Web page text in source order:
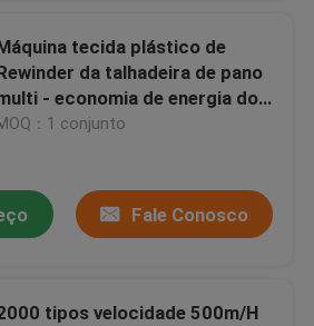
tecida plástico de
da talhadeira de pano
- economia de energia do
da lâmina
：1 conjunto
Fale Conosco
tipos velocidade 500m/H